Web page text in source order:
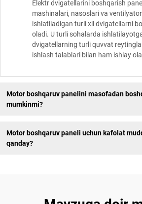
Elektr dvigatellarini boshqarish
mashinalari, nasoslari va
ishlatiladigan turli xil dvigatellarni
oladi. U turli sohalarda
dvigatellarning turli quvvat
ishlash talablari bilan ham ishlay
Motor boshqaruv panelini masofadan
mumkinmi?
Motor boshqaruv paneli uchun kafolat
qanday?